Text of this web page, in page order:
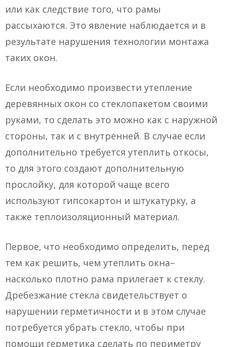
или как следствие того, что рамы
рассыхаются. Это явление наблюдается и в
результате нарушения технологии монтажа
таких окон.
Если необходимо произвести утепление
деревянных окон со стеклопакетом своими
руками, то сделать это можно как с наружной
стороны, так и с внутренней. В случае если
дополнительно требуется утеплить откосы,
то для этого создают дополнительную
прослойку, для которой чаще всего
используют гипсокартон и штукатурку, а
также теплоизоляционный материал.
Первое, что необходимо определить, перед
тем как решить, чем утеплить окна–
насколько плотно рама прилегает к стеклу.
Дребезжание стекла свидетельствует о
нарушении герметичности и в этом случае
потребуется убрать стекло, чтобы при
помощи герметика сделать по периметру